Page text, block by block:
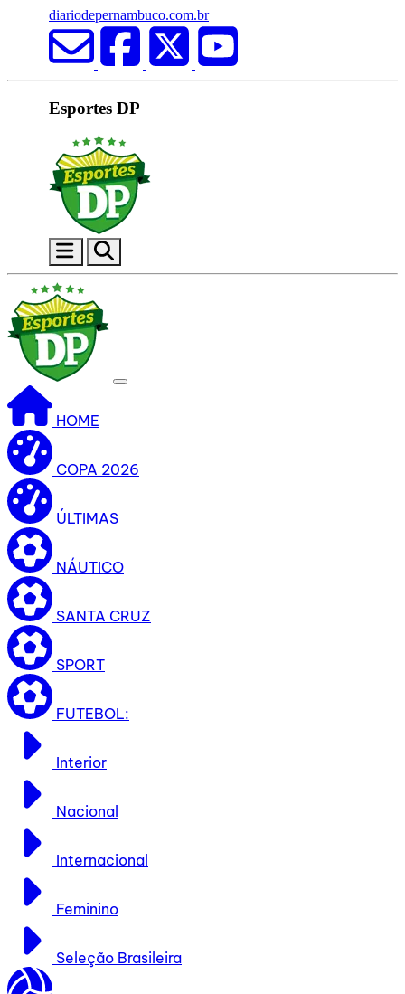
diariodepernambuco.com.br
Esportes DP
HOME
COPA 2026
ÚLTIMAS
NÁUTICO
SANTA CRUZ
SPORT
FUTEBOL:
Interior
Nacional
Internacional
Feminino
Seleção Brasileira